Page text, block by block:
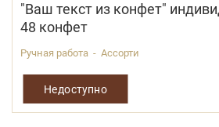
"Ваш текст из конфет"
48 конфет
Ручная работа - Ассорти
Недоступно